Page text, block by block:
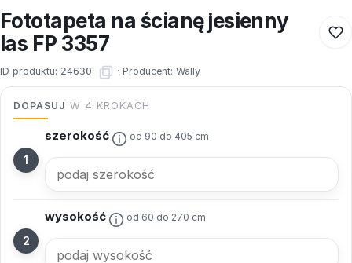
Fototapeta na ścianę jesienny
las FP 3357
ID produktu: 24630 · Producent: Wally
DOPASUJ W 4 KROKACH
szerokość od 90 do 405 cm
wysokość od 60 do 270 cm